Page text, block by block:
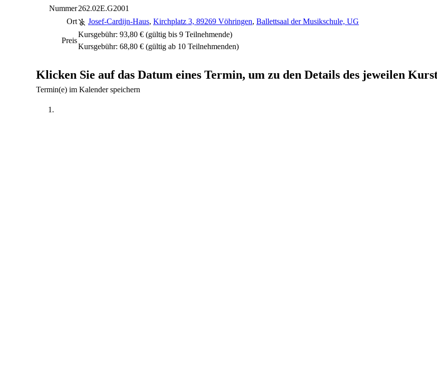
Nummer262.02E.G2001
Ort
Josef-Cardijn-Haus, Kirchplatz 3, 89269 Vöhringen, Ballettsaal der Musikschule, UG
Preis
Kursgebühr: 93,80 € (gültig bis 9 Teilnehmende)
Kursgebühr: 68,80 € (gültig ab 10 Teilnehmenden)
Klicken Sie auf das Datum eines Termin, um zu den Details des jeweilen
Termin(e) im Kalender speichern